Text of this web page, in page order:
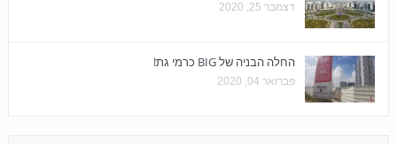
דצמבר 25, 2020
החלה הבניה של BIG כרמי גת!
פברואר 04, 2020